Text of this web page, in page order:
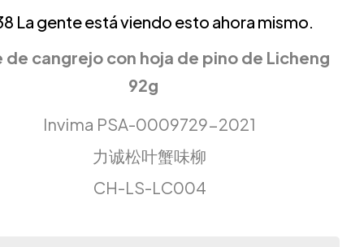
La gente está viendo esto ahora mismo.
de cangrejo con hoja de pino de Licheng
92g
Invima PSA-0009729-2021
力诚松叶蟹味柳
CH-LS-LC004